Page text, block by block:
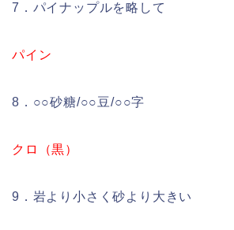
7．パイナップルを略して
パイン
8．○○砂糖/○○豆/○○字
クロ（黒）
9．岩より小さく砂より大きい